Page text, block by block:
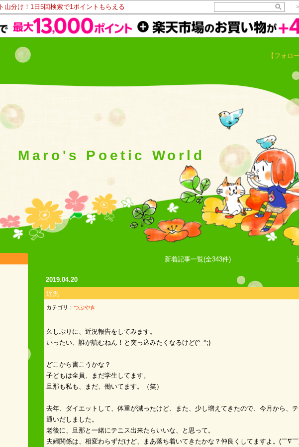
山分け！1日5回検索で1ポイントもらえる
【フォロ
Maro's Poetic World
新着記事一覧(全343件)
2019.04.20
近況
カテゴリ：つぶやき
久しぶりに、近況報告をしてみます。
いったい、誰が読むねん！と突っ込みたくなるけど(^_^;)
どこから書こうかな？
子どもは全員、まだ学生してます。
旦那も私も、まだ、働いてます。（笑）
去年、ダイエットして、体重が減ったけど、また、少し増えてきたので、今月から、
通いだしました。
老後に、旦那と一緒にテニス出来たらいいな、と思って。
夫婦関係は、相変わらずだけど、まあ落ち着いてきたかな？仲良くしてますよ。(￣∇